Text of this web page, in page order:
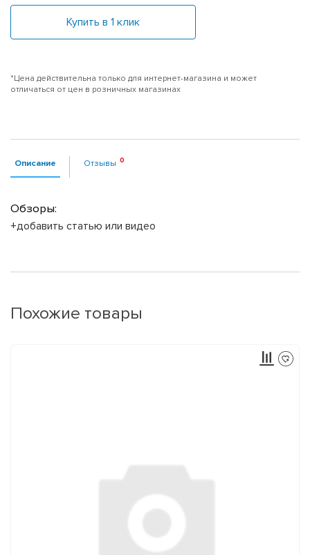
Купить в 1 клик
*Цена действительна только для интернет-магазина и может
отличаться от цен в розничных магазинах
Описание Отзывы
Обзоры:
+добавить статью или видео
Похожие товары